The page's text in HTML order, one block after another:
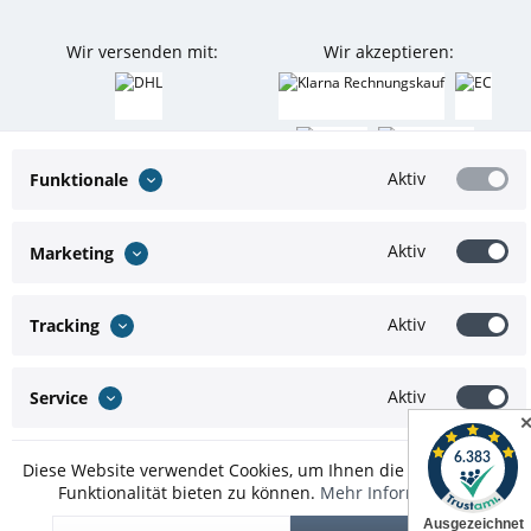
Wir versenden mit: Wir akzeptieren:
* Alle Preise inkl. gesetzl. Mehrwertsteuer zzgl.Versandkosten und ggf.
Nachnahmegebühren, wenn nicht anders beschrieben
Funktionale Aktiv
Marketing Aktiv
Tracking Aktiv
Service Aktiv
Diese Website verwendet Cookies, um Ihnen die bestmögliche
Funktionalität bieten zu können. Mehr Informationen